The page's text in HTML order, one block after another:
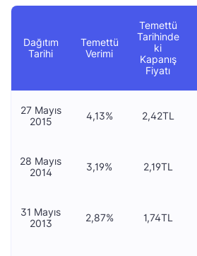
Dağıtım
Tarihi
Temettü
Verimi
Temettü
Tarihinde
ki
Kapanış
Fiyatı
27 Mayıs
2015
4,13% 2,42TL
28 Mayıs
2014
3,19% 2,19TL
31 Mayıs
2013
2,87% 1,74TL